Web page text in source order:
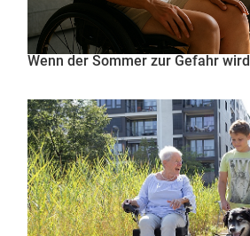
Wenn der Sommer zur Gefahr wird